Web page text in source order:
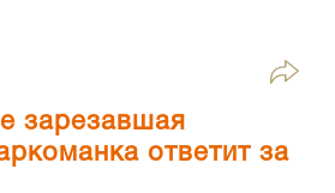
зарезавшая
ответит за